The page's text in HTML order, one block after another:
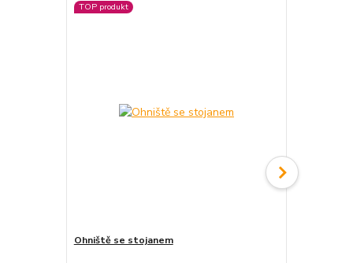
TOP produkt
Ohniště se stojanem